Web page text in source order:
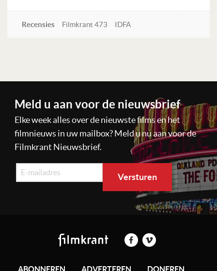
Recensies Filmkrant 473 IDFA
Meld u aan voor de nieuwsbrief
Elke week alles over de nieuwste films en het
filmnieuws in uw mailbox? Meld u nu aan voor de
Filmkrant Nieuwsbrief.
ABONNEREN ADVERTEREN DONEREN